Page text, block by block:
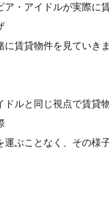
・アイドルが実際に賃
賃貸物件を見ていきま
ルと同じ視点で賃貸
運ぶことなく、その様